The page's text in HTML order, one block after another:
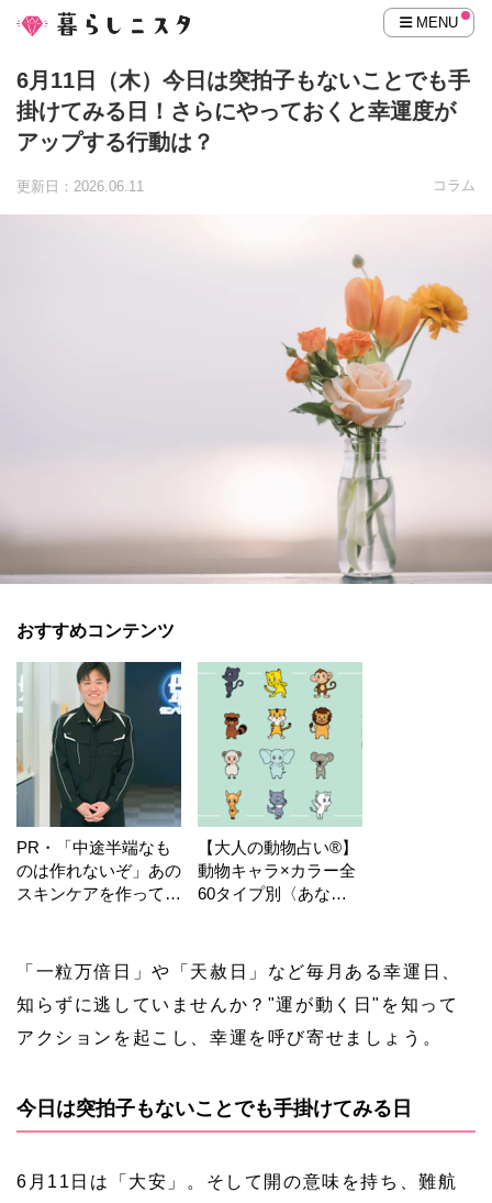
MENU
6月11日（木）今日は突拍子もないことでも手
掛けてみる日！さらにやっておくと幸運度が
アップする行動は？
更新日：2026.06.11 コラム
おすすめコンテンツ
PR・「中途半端なも
のは作れないぞ」あの
スキンケアを作ってい
【大人の動物占い®】
動物キャラ×カラー全
60タイプ別〈あなた
「一粒万倍日」や「天赦日」など毎月ある幸運日、
知らずに逃していませんか？"運が動く日"を知って
アクションを起こし、幸運を呼び寄せましょう。
今日は突拍子もないことでも手掛けてみる日
6月11日は「大安」。そして開の意味を持ち、難航